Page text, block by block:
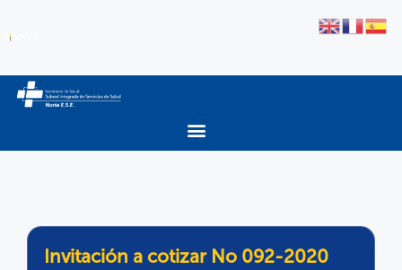
Invitación a cotizar No 092-2020